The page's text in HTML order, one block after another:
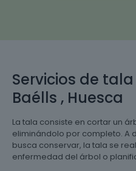
Servicios de
Baélls , Huesca
La tala consiste en cortar un
eliminándolo por completo. A
busca conservar, la tala se
enfermedad del árbol o